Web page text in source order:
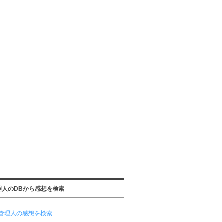
人のDBから感想を検索
理人の感想を検索